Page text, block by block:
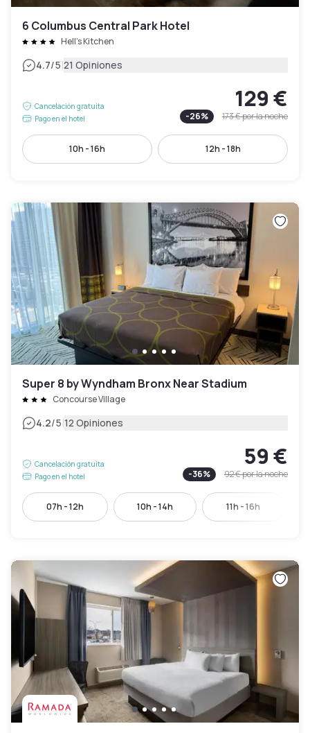
6 Columbus Central Park Hotel
Hell's Kitchen
4.7/5|21 Opiniones
Cancelación gratuita
Pago en el hotel
129 €
-26% 173 €por la noche
10h - 16h 12h - 18h
Super 8 by Wyndham Bronx Near Stadium
Concourse Village
4.2/5|12 Opiniones
Cancelación gratuita
Pago en el hotel
59 €
-36% 92 €por la noche
07h - 12h 10h - 14h 11h - 16h